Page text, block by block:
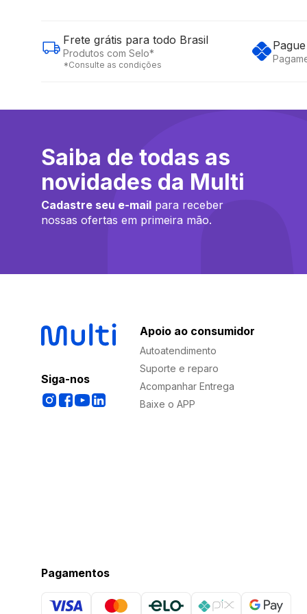
Frete grátis para todo Brasil
Produtos com Selo*
*Consulte as condições
Saiba de todas as
novidades da Multi
Cadastre seu e-mail para receber
nossas ofertas em primeira mão.
Siga-nos
Apoio ao consumidor
Autoatendimento
Suporte e reparo
Acompanhar Entrega
Baixe o APP
Pagamentos